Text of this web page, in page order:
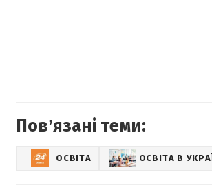
Повʼязані теми:
ОСВІТА ОСВІТА В